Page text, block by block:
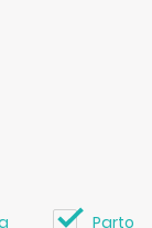
Parto